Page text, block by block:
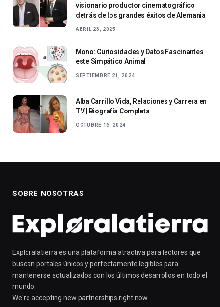
visionario productor cinematográfico
detrás de los grandes éxitos de Alemania
ABRIL 23, 2025
Mono: Curiosidades y Datos Fascinantes
este Simpático Animal
SEPTIEMBRE 21, 2024
Alba Carrillo Vida, Relaciones y Carrera en
TV | Biografía Completa
OCTUBRE 16, 2024
SOBRE NOSOTRAS
Exploralatierra es una plataforma atractiva para lectores que
buscan portales únicos y perfectamente legibles para
mantenerse actualizados con los últimos desarrollos en todo el
mundo.
We're accepting new partnerships right now.